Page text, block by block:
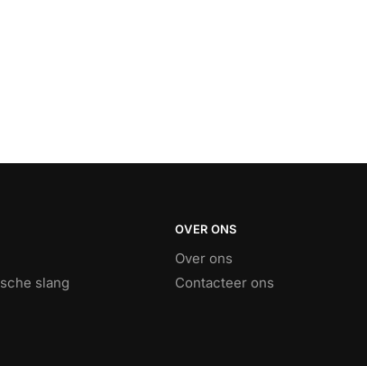
slang
OVER ONS
Over ons
Contacteer ons